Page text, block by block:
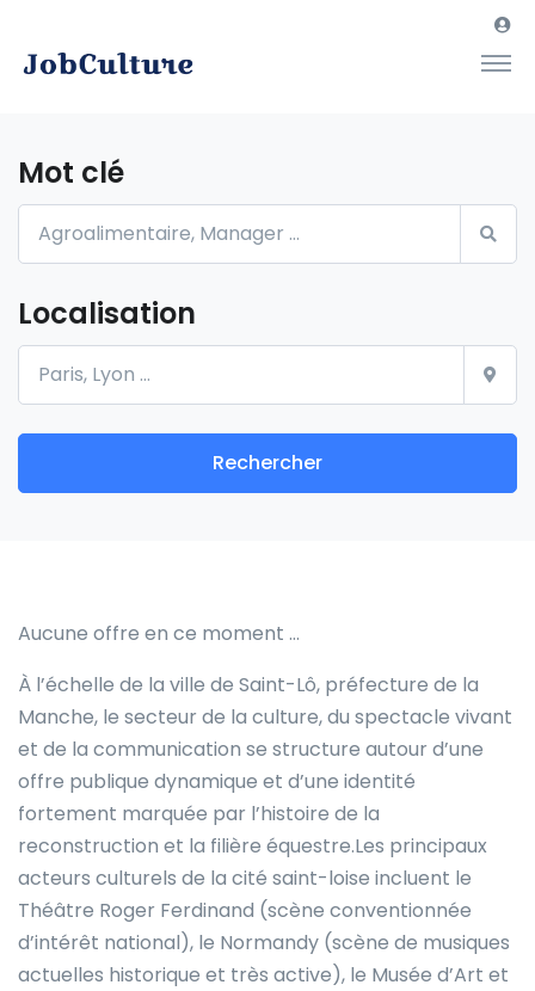
Mot clé
Localisation
Rechercher
Aucune offre en ce moment …
À l’échelle de la ville de Saint-Lô, préfecture de la
Manche, le secteur de la culture, du spectacle vivant
et de la communication se structure autour d’une
offre publique dynamique et d’une identité
fortement marquée par l’histoire de la
reconstruction et la filière équestre.Les principaux
acteurs culturels de la cité saint-loise incluent le
Théâtre Roger Ferdinand (scène conventionnée
d’intérêt national), le Normandy (scène de musiques
actuelles historique et très active), le Musée d’Art et